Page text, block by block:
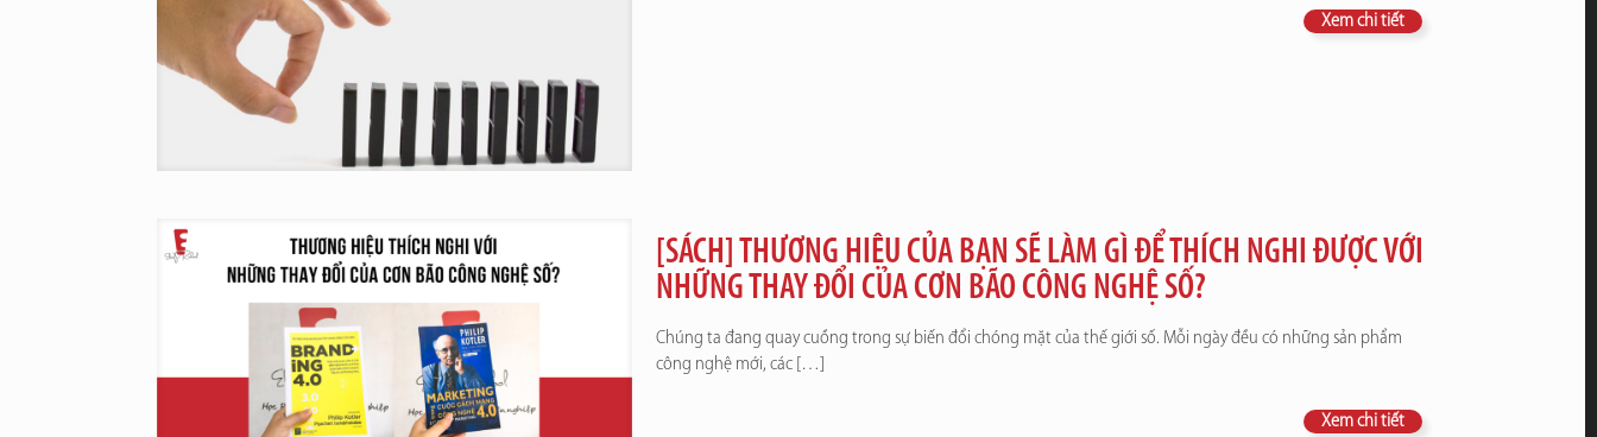
Xem chi tiết
[SÁCH] THƯƠNG HIỆU CỦA BẠN SẼ LÀM GÌ ĐỂ THÍCH NGHI ĐƯỢC VỚI
NHỮNG THAY ĐỔI CỦA CƠN BÃO CÔNG NGHỆ SỐ?
Chúng ta đang quay cuồng trong sự biến đổi chóng mặt của thế giới số. Mỗi ngày đều có những sản phẩm
công nghệ mới, các[…]
Xem chi tiết